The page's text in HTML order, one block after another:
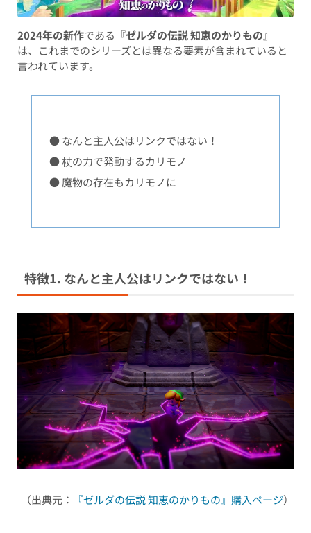
2024年の新作である『ゼルダの伝説 知恵のかりもの』
は、これまでのシリーズとは異なる要素が含まれていると
言われています。
● なんと主人公はリンクではない！
● 杖の力で発動するカリモノ
● 魔物の存在もカリモノに
特徴1. なんと主人公はリンクではない！
（出典元： 『ゼルダの伝説 知恵のかりもの』購入ページ）